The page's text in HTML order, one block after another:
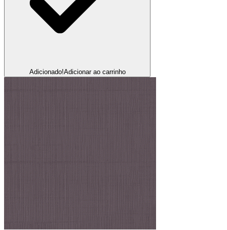
Adicionado!Adicionar ao carrinho